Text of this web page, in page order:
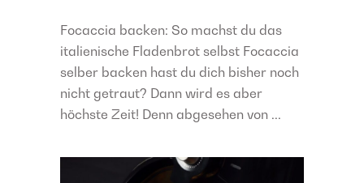
Focaccia backen: So machst du das
italienische Fladenbrot selbst Focaccia
selber backen hast du dich bisher noch
nicht getraut? Dann wird es aber
höchste Zeit! Denn abgesehen von ...